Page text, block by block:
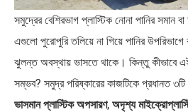
সমুদ্রের বেশিরভাগ প্লাস্টিক নোনা পানির সমান
এগুলো পুরোপুরি তলিয়ে না গিয়ে পানির
ঝুলন্ত অবস্থায় ভাসতে থাকে। কিন্তু কীভাবে
সম্ভব? সমুদ্র পরিষ্কারের কাজটিকে প্রধানত
ভাসমান প্লাস্টিক অপসারণ, অদৃশ্য